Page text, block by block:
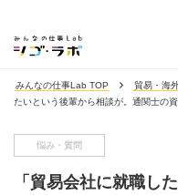
みんなの仕事Lab TOP 貿易・海
たいという後輩から相談が。通関士の
悩み・質問
「貿易会社に就職し